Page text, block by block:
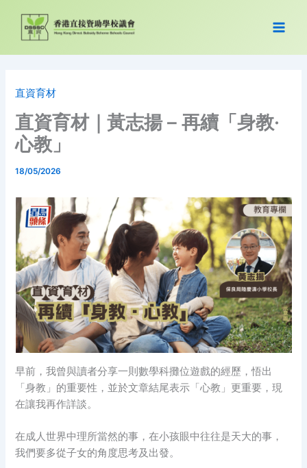
content
直資育材
直資育材｜黃志揚 – 再續「身教·
心教」
18/05/2026
早前，我曾與讀者分享一則數學科攤位遊戲的經歷，悟出
「身教」的重要性，並於文章結尾表示「心教」更重要，現
在讓我再作詳談。
在成人世界中理所當然的事，在小孩眼中往往是天大的事，
我們要多從子女的角度思考及出發。